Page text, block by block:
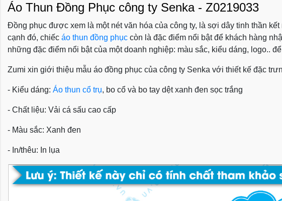
Áo Thun Đồng Phục công ty Senka - Z0219033
Đồng phục được xem là một nét văn hóa của công ty, là sợi dây tinh thần
cạnh đó, chiếc áo thun đồng phục còn là đặc điểm nổi bật để khách hàng
những đặc điểm nổi bật của một doanh nghiệp: màu sắc, kiểu dáng, logo..
Zumi xin giới thiệu mẫu áo đồng phục của công ty Senka với thiết kế đặc
- Kiểu dáng: Áo thun cổ trụ, bo cổ và bo tay dệt xanh đen sọc trắng
- Chất liệu: Vải cá sấu cao cấp
- Màu sắc: Xanh đen
- In/thêu: In lụa